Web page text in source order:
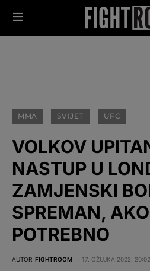
MMA SVIJET UFC
VOLKOV
NASTUP U
ZAMJENSKI
SPREMAN,
POTREBNO
AUTOR FIGHTROOM 17. OŽUJKA 2022. 20:02